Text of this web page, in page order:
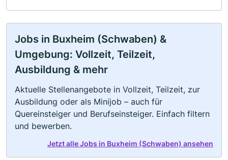
Jobs in Buxheim (Schwaben) &
Umgebung: Vollzeit, Teilzeit,
Ausbildung & mehr
Aktuelle Stellenangebote in Vollzeit, Teilzeit, zur
Ausbildung oder als Minijob – auch für
Quereinsteiger und Berufseinsteiger. Einfach filtern
und bewerben.
Jetzt alle Jobs in Buxheim (Schwaben) ansehen